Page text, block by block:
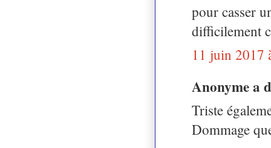
pour casser
difficilement
11 juin 2017
Anonyme a
Triste
Dommage